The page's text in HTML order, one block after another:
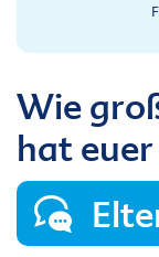
Wie
hat euer